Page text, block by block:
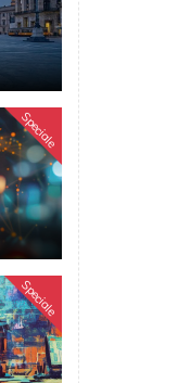
Speciale
Speciale